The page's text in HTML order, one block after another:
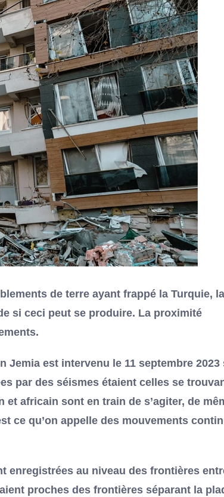
de terre ayant frappé la Turquie, la
si ceci peut se produire. La proximité
Jemia est intervenu le 11 septembre 2023
par des séismes étaient celles se
africain sont en train de s’agiter, de
ce qu’on appelle des mouvements
enregistrées au niveau des frontières
proches des frontières séparant la